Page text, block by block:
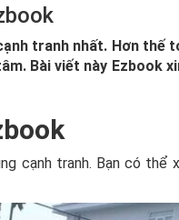
tranh nhất. Hơn thế
Bài viết này Ezbook
cạnh tranh. Bạn có thể